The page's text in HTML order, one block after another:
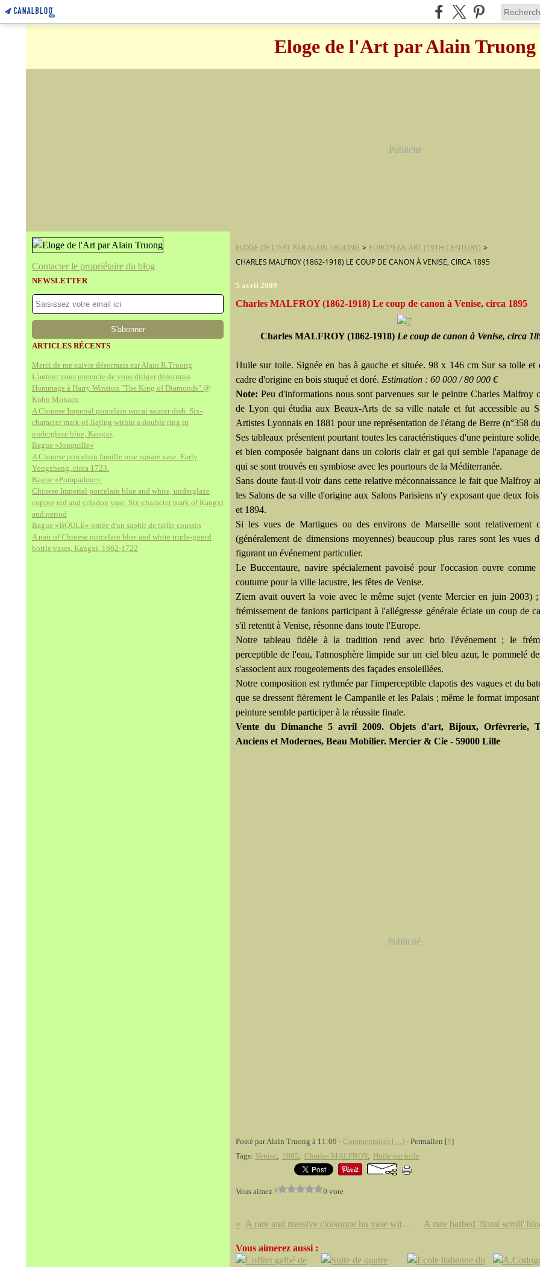
Eloge de l'Art par Alain Truong
Publicité
Contacter le propriétaire du blog
NEWSLETTER
ARTICLES RÉCENTS
Merci de me suivre désormais sur Alain.R.Truong
L'auteur vous remercie de vous diriger désormais
Hommage à Harry Winston "The King of Diamonds" @
Kohn Monaco
A Chinese Imperial porcelain wucai saucer dish. Six-
character mark of Jiajing within a double ring in
underglaze blue, Kangxi,
Bague «Jonquille»
A Chinese porcelain famille rose square vase. Early
Yongzheng, circa 1723.
Bague «Pompadour».
Chinese Imperial porcelain blue and white, underglaze
copper-red and celadon vase. Six-character mark of Kangxi
and period
Bague «BOULE» ornée d'un saphir de taille coussin
A pair of Chinese porcelain blue and white triple-gourd
bottle vases, Kangxi, 1662-1722
ELOGE DE L'ART PAR ALAIN TRUONG > EUROPEAN ART (19TH CENTURY) >
CHARLES MALFROY (1862-1918) LE COUP DE CANON À VENISE, CIRCA 1895
5 avril 2009
Charles MALFROY (1862-1918) Le coup de canon à Venise, circa 1895
Charles MALFROY (1862-1918) Le coup de canon à Venise, circa
Huile sur toile. Signée en bas à gauche et située. 98 x 146 cm Sur sa toile et
cadre d'origine en bois stuqué et doré. Estimation : 60 000 / 80 000 €
Note:Peu d'informations nous sont parvenues sur le peintre Charles Malfroy
de Lyon qui étudia aux Beaux-Arts de sa ville natale et fut accessible au
Artistes Lyonnais en 1881 pour une représentation de l'étang de Berre (n°358
Ses tableaux présentent pourtant toutes les caractéristiques d'une peinture
et bien composée baignant dans un coloris clair et gai qui semble l'apanage
qui se sont trouvés en symbiose avec les pourtours de la Méditerranée.
Sans doute faut-il voir dans cette relative méconnaissance le fait que Malfroy
les Salons de sa ville d'origine aux Salons Parisiens n'y exposant que deux fois
et 1894.
Si les vues de Martigues ou des environs de Marseille sont relativement
(généralement de dimensions moyennes) beaucoup plus rares sont les vues
figurant un événement particulier.
Le Buccentaure, navire spécialement pavoisé pour l'occasion ouvre
coutume pour la ville lacustre, les fêtes de Venise.
Ziem avait ouvert la voie avec le même sujet (vente Mercier en juin 2003) ;
frémissement de fanions participant à l'allégresse générale éclate un coup de
s'il retentit à Venise, résonne dans toute l'Europe.
Notre tableau fidèle à la tradition rend avec brio l'événement ; le
perceptible de l'eau, l'atmosphère limpide sur un ciel bleu azur, le pommelé
s'associent aux rougeoiements des façades ensoleillées.
Notre composition est rythmée par l'imperceptible clapotis des vagues et du
que se dressent fièrement le Campanile et les Palais ; même le format
peinture semble participer à la réussite finale.
Vente du Dimanche 5 avril 2009. Objets d'art, Bijoux, Orfèvrerie,
Anciens et Modernes, Beau Mobilier. Mercier & Cie - 59000 Lille
Publicité
Posté par Alain Truong à 11:09 - Commentaires [… ] - Permalien [#]
Tags: Venise, 1895, Charles MALFROY, Huile sur toile
Vous aimez ? 0 vote
A rare and massive cloisonne hu vase with an imperial poem. Qing dynasty, Qianlong period
Vous aimerez aussi :